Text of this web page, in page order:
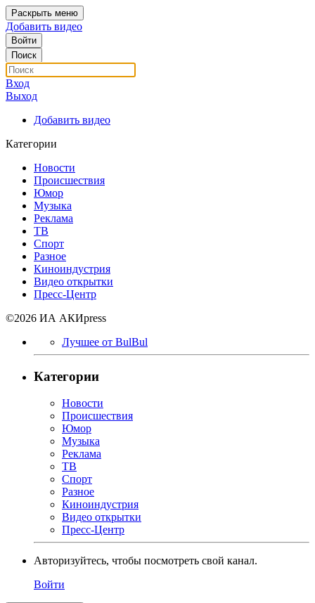
Раскрыть меню
Добавить видео
Войти
Поиск
Вход
Выход
Добавить видео
Категории
Новости
Происшествия
Юмор
Музыка
Реклама
ТВ
Спорт
Разное
Киноиндустрия
Видео открытки
Пресс-Центр
©2026 ИА АКИpress
Лучшее от BulBul
Категории
Новости
Происшествия
Юмор
Музыка
Реклама
ТВ
Спорт
Разное
Киноиндустрия
Видео открытки
Пресс-Центр
Авторизуйтесь, чтобы посмотреть свой канал.
Войти